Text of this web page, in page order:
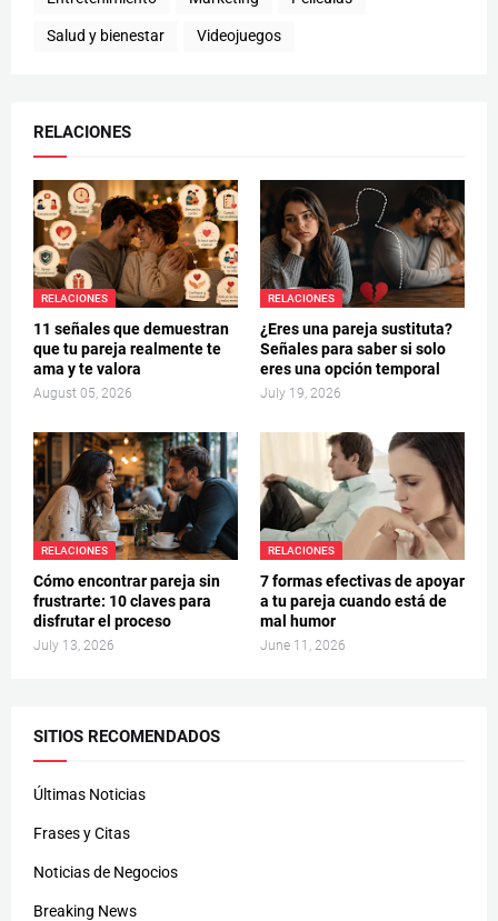
Salud y bienestar Videojuegos
RELACIONES
RELACIONES
11 señales que demuestran
que tu pareja realmente te
ama y te valora
August 05, 2026
RELACIONES
¿Eres una pareja sustituta?
Señales para saber si solo
eres una opción temporal
July 19, 2026
RELACIONES
Cómo encontrar pareja sin
frustrarte: 10 claves para
disfrutar el proceso
July 13, 2026
RELACIONES
7 formas efectivas de apoyar
a tu pareja cuando está de
mal humor
June 11, 2026
SITIOS RECOMENDADOS
Últimas Noticias
Frases y Citas
Noticias de Negocios
Breaking News